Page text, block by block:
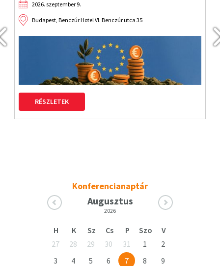
2026. szeptember 9.
Budapest, Benczúr Hotel VI. Benczúr utca 35
RÉSZLETEK
Konferencianaptár
Augusztus
2026
H K Sz Cs P Szo
V
27
28 29 30 31 1
2
3
4 5 6 7 8
9